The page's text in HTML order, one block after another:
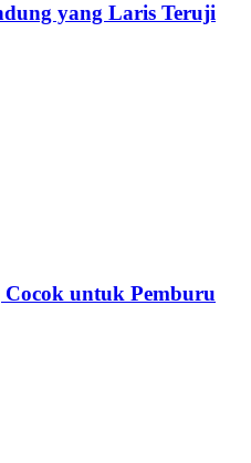
yang Laris Teruji
untuk Pemburu